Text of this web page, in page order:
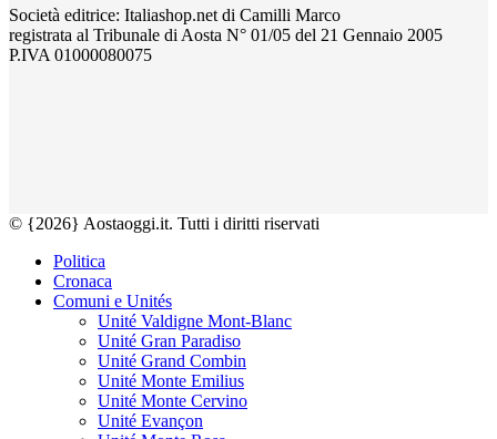
Società editrice: Italiashop.net di Camilli Marco
registrata al Tribunale di Aosta N° 01/05 del 21 Gennaio 2005
P.IVA 01000080075
© {2026} Aostaoggi.it. Tutti i diritti riservati
Politica
Cronaca
Comuni e Unités
Unité Valdigne Mont-Blanc
Unité Gran Paradiso
Unité Grand Combin
Unité Monte Emilius
Unité Monte Cervino
Unité Evançon